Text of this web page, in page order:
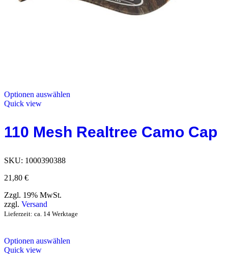
Optionen auswählen
Quick view
110 Mesh Realtree Camo Cap
SKU: 1000390388
21,80 €
Zzgl. 19% MwSt.
zzgl. Versand
Lieferzeit: ca. 14 Werktage
Optionen auswählen
Quick view